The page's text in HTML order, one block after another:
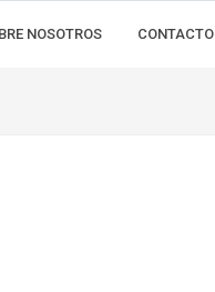
NOSOTROS CONTACTO